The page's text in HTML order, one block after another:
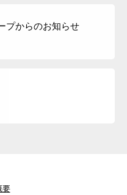
プからのお知らせ
要